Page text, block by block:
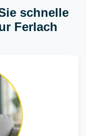
schnelle
Ferlach